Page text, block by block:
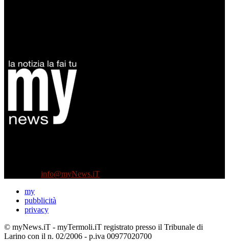
info@myNews.iT
my
pubblicità
privacy
© myNews.iT - myTermoli.iT registrato presso il Tribunale di
Larino con il n. 02/2006 - p.iva 00977020700